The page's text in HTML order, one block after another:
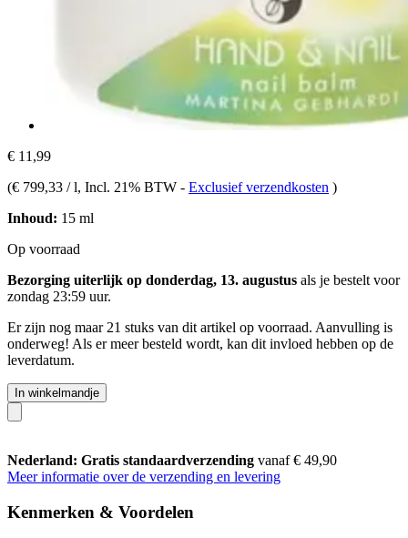
€ 11,99
(€ 799,33 / l, Incl. 21% BTW - Exclusief verzendkosten )
Inhoud: 15 ml
Op voorraad
Bezorging uiterlijk op donderdag, 13. augustus als je bestelt voor
zondag 23:59 uur.
Er zijn nog maar 21 stuks van dit artikel op voorraad. Aanvulling is
onderweg! Als er meer besteld wordt, kan dit invloed hebben op de
leverdatum.
In winkelmandje
Nederland: Gratis standaardverzending vanaf € 49,90
Meer informatie over de verzending en levering
Kenmerken & Voordelen